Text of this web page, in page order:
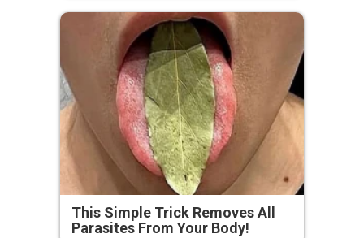
This Simple Trick Removes All
Parasites From Your Body!